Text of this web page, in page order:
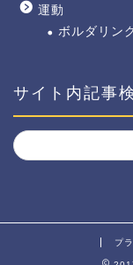
運動
ボルダリン
サイト内記事
プ